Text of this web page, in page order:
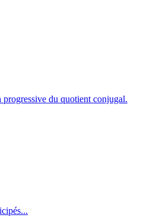
progressive du quotient conjugal.